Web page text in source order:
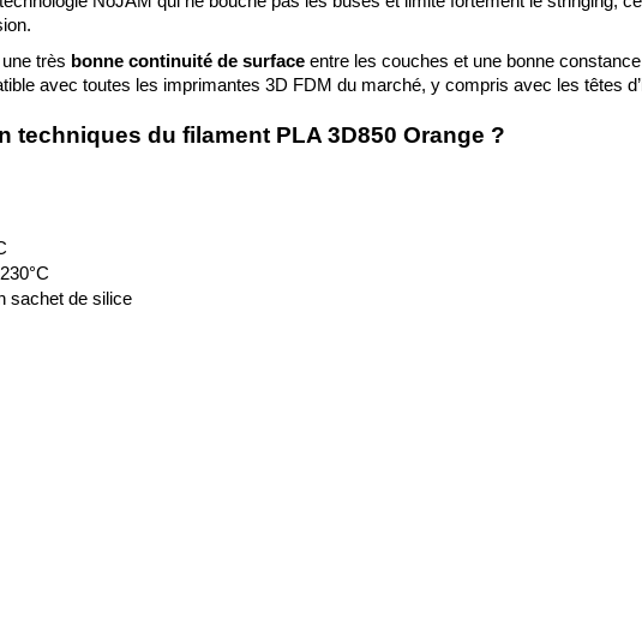
très bonne continuité de surface entre les couches et une bonne
avec toutes les imprimantes 3D FDM du marché, y compris avec les têtes
techniques du filament PLA 3D850 Orange ?
sachet de silice